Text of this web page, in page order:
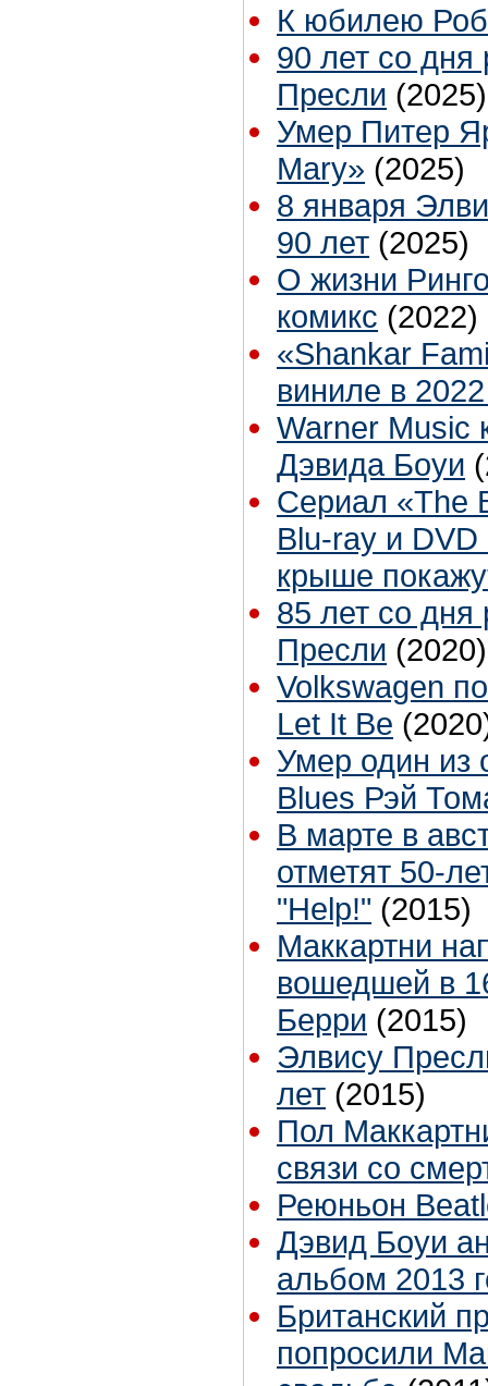
К юбилею
90 лет со
Пресли (2025)
Умер Питер
Mary» (2025)
8 января
90 лет (2025)
О жизни
комикс (2022)
«Shankar
виниле в
Warner Music
Дэвида Боуи
Сериал «The
Blu-ray и
крыше
85 лет со
Пресли (2020)
Volkswagen
Let It Be
Умер один из
Blues Рэй
В марте в
отметят 50-
"Help!" (2015)
Маккартни
вошедшей в
Берри (2015)
Элвису
лет (2015)
Пол
связи со
Реюньон
Дэвид Боуи
альбом 2013
Британский
попросили